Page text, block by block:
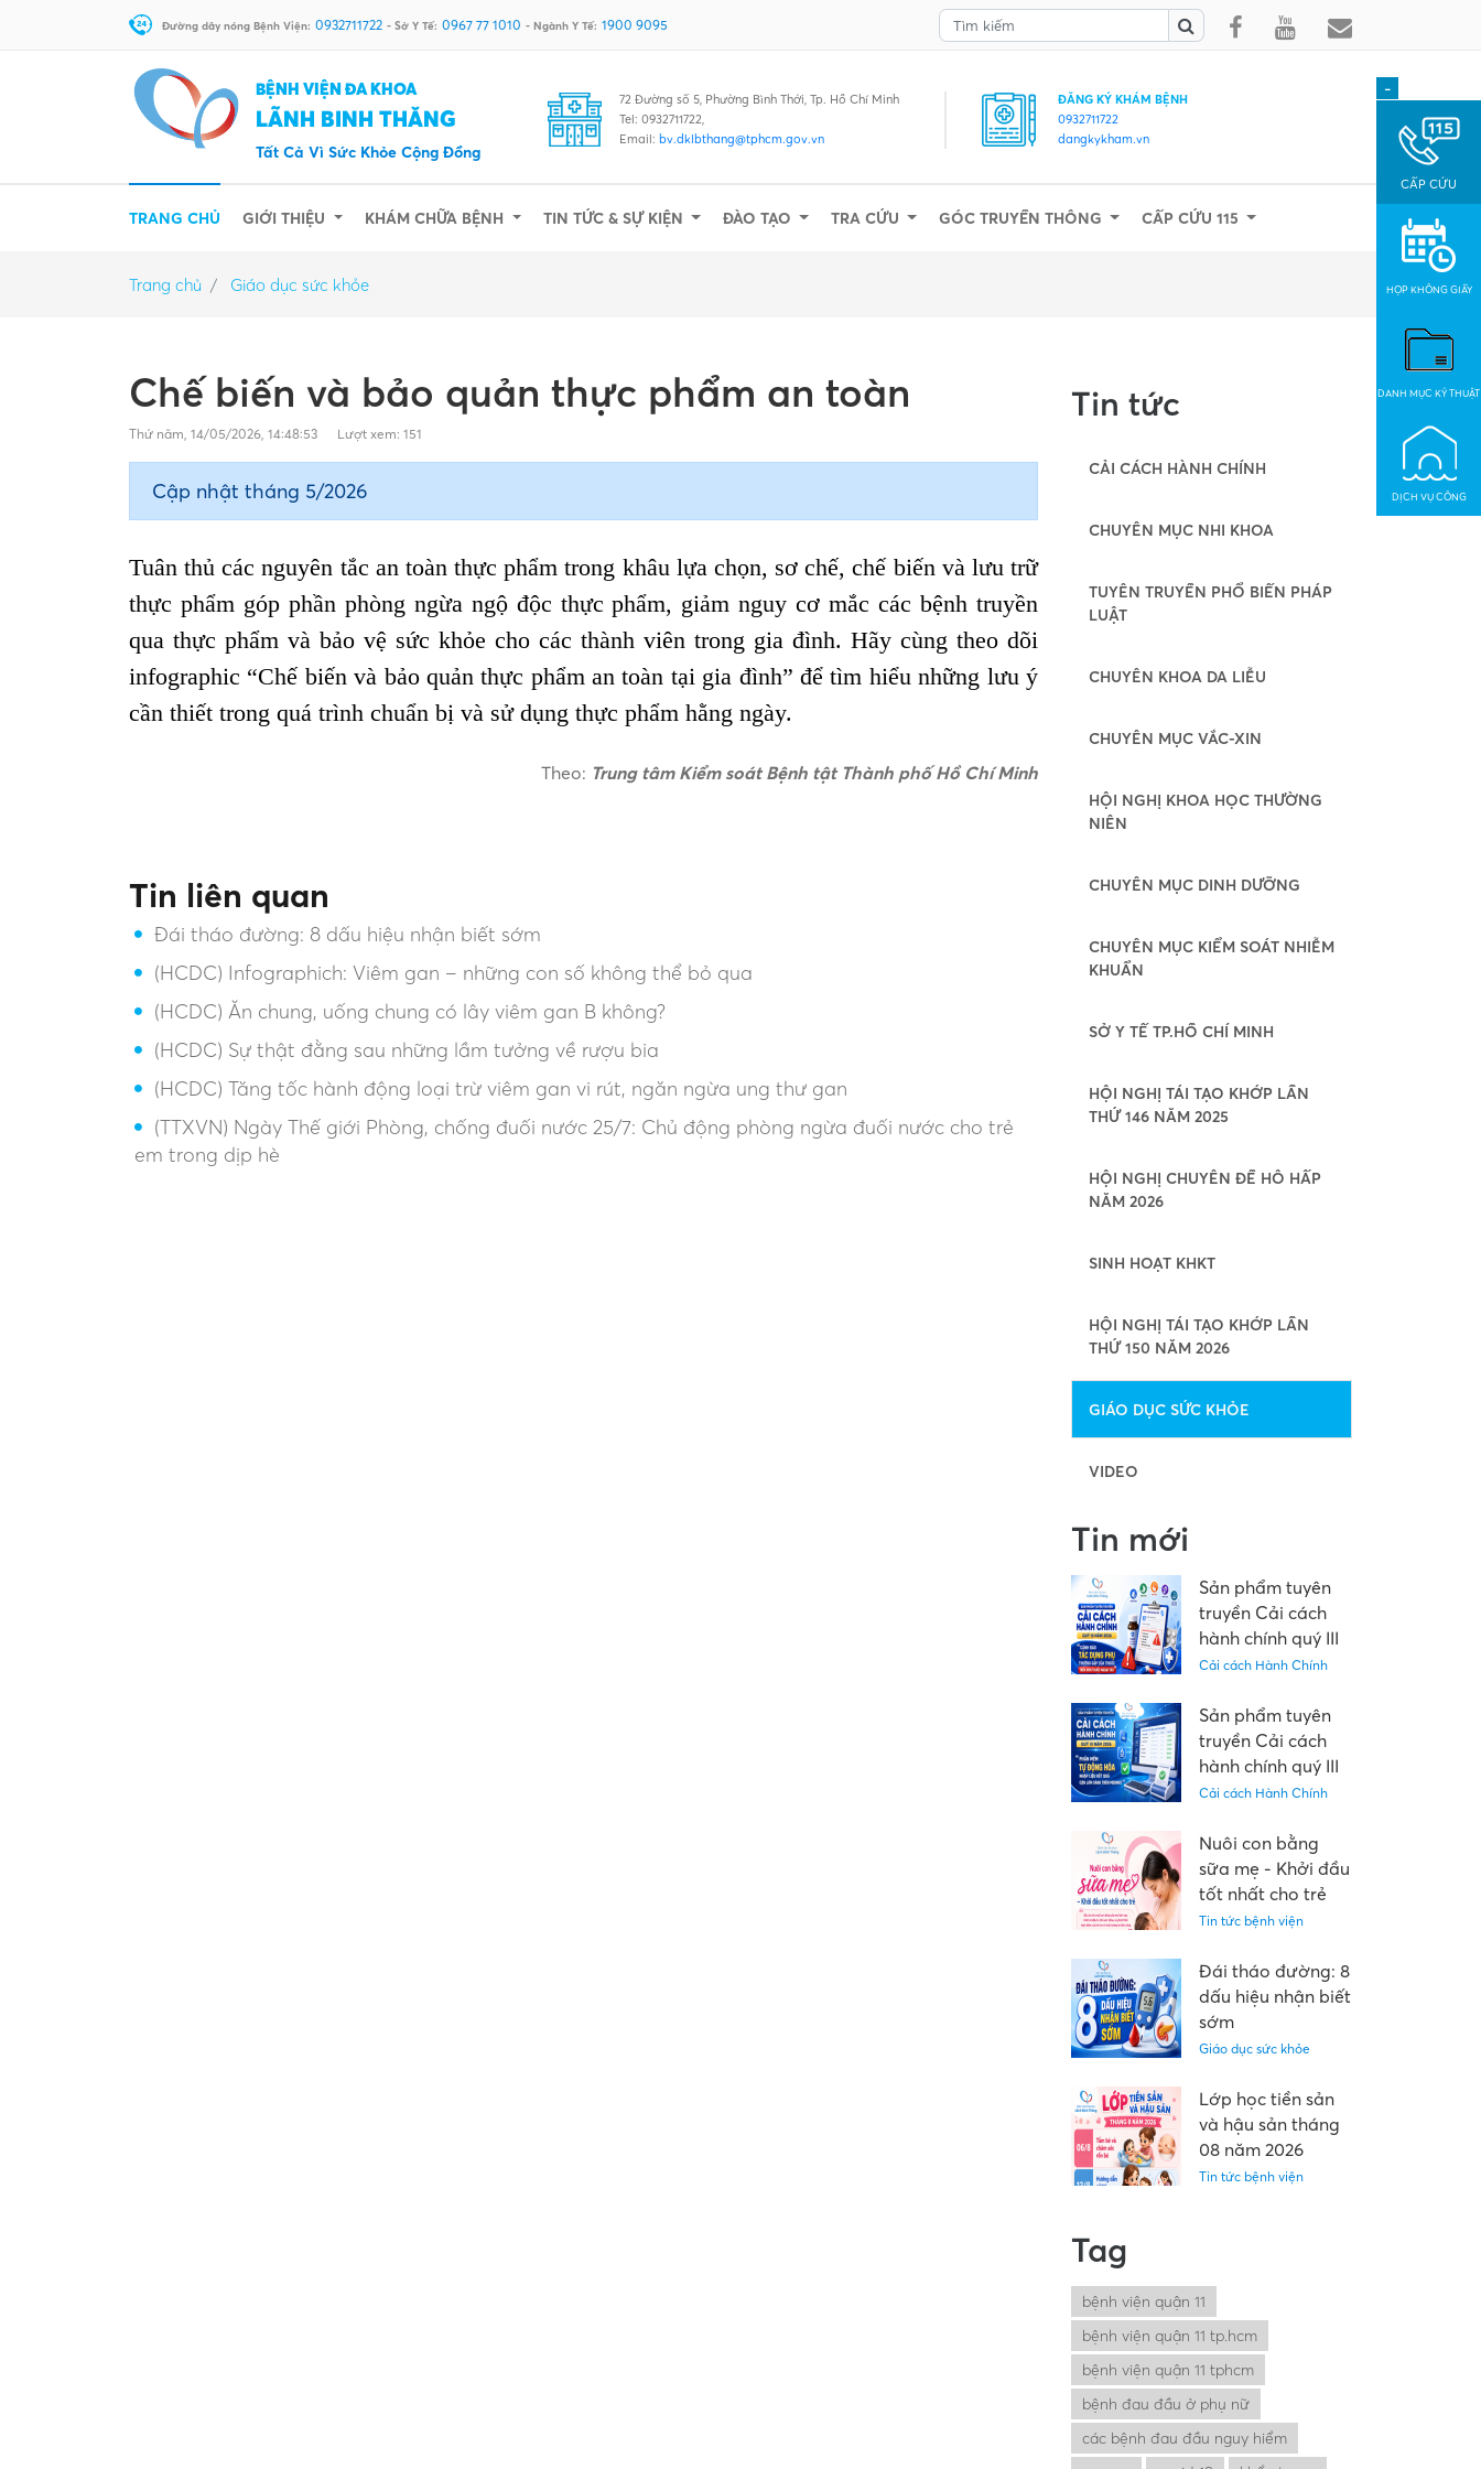
Đường dây nóng Bệnh Viện: 0932711722 - Sở Y Tế: 0967 77 1010 - Ngành Y Tế: 1900 9095
BỆNH VIỆN ĐA KHOA
LÃNH BINH THĂNG
Tất Cả Vì Sức Khỏe Cộng Đồng
72 Đường số 5, Phường Bình Thới, Tp. Hồ Chí Minh
Tel: 0932711722,
Email: bv.dklbthang@tphcm.gov.vn
ĐĂNG KÝ KHÁM BỆNH
0932711722
dangkykham.vn
TRANG CHỦ (CURRENT)
GIỚI THIỆU KHÁM CHỮA BỆNH TIN TỨC & SỰ KIỆN ĐÀO TẠO TRA CỨU GÓC TRUYỀN THÔNG CẤP CỨU 115
Trang chủ Giáo dục sức khỏe
Chế biến và bảo quản thực phẩm an toàn
Thứ năm, 14/05/2026, 14:48:53 Lượt xem: 151
Cập nhật tháng 5/2026
Tuân thủ các nguyên tắc an toàn thực phẩm trong khâu lựa chọn, sơ chế, chế biến và lưu trữ
thực phẩm góp phần phòng ngừa ngộ độc thực phẩm, giảm nguy cơ mắc các bệnh truyền
qua thực phẩm và bảo vệ sức khỏe cho các thành viên trong gia đình. Hãy cùng theo dõi
infographic “Chế biến và bảo quản thực phẩm an toàn tại gia đình” để tìm hiểu những lưu ý
cần thiết trong quá trình chuẩn bị và sử dụng thực phẩm hằng ngày.
Theo: Trung tâm Kiểm soát Bệnh tật Thành phố Hồ Chí Minh
Tin liên quan
Đái tháo đường: 8 dấu hiệu nhận biết sớm
(HCDC) Infographich: Viêm gan – những con số không thể bỏ qua
(HCDC) Ăn chung, uống chung có lây viêm gan B không?
(HCDC) Sự thật đằng sau những lầm tưởng về rượu bia
(HCDC) Tăng tốc hành động loại trừ viêm gan vi rút, ngăn ngừa ung thư gan
(TTXVN) Ngày Thế giới Phòng, chống đuối nước 25/7: Chủ động phòng ngừa đuối nước cho trẻ
em trong dịp hè
Tin tức
CẢI CÁCH HÀNH CHÍNH
CHUYÊN MỤC NHI KHOA
TUYÊN TRUYỀN PHỔ BIẾN PHÁP
LUẬT
CHUYÊN KHOA DA LIỄU
CHUYÊN MỤC VẮC-XIN
HỘI NGHỊ KHOA HỌC THƯỜNG
NIÊN
CHUYÊN MỤC DINH DƯỠNG
CHUYÊN MỤC KIỂM SOÁT NHIỄM
KHUẨN
SỞ Y TẾ TP.HỒ CHÍ MINH
HỘI NGHỊ TÁI TẠO KHỚP LẦN
THỨ 146 NĂM 2025
HỘI NGHỊ CHUYÊN ĐỀ HÔ HẤP
NĂM 2026
SINH HOẠT KHKT
HỘI NGHỊ TÁI TẠO KHỚP LẦN
THỨ 150 NĂM 2026
GIÁO DỤC SỨC KHỎE
VIDEO
Tin mới
Sản phẩm tuyên
truyền Cải cách
hành chính quý III
năm 2026: "Cảnh
thường gặp của
thuốc trên đơn
thuốc ngoại trú"
Cải cách Hành Chính
Sản phẩm tuyên
truyền Cải cách
hành chính quý III
năm 2026: “Phần
nhập liệu kết quả
cận lâm sàng trên
Medinet”
Cải cách Hành Chính
Nuôi con bằng
sữa mẹ - Khởi đầu
tốt nhất cho trẻ
Tin tức bệnh viện
Đái tháo đường: 8
dấu hiệu nhận biết
sớm
Giáo dục sức khỏe
Lớp học tiền sản
và hậu sản tháng
08 năm 2026
Tin tức bệnh viện
Tag
bệnh viện quận 11
bệnh viện quận 11 tp.hcm
bệnh viện quận 11 tphcm
bệnh đau đầu ở phụ nữ
các bệnh đau đầu nguy hiểm
-
CẤP CỨU
HỌP KHÔNG GIẤY
DANH MỤC KỶ THUẬT
DỊCH VỤ CÔNG